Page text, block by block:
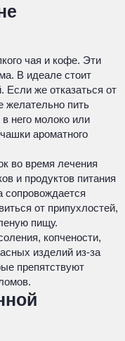
чая и кофе. Эти
В идеале стоит
Если же отказаться от
желательно пить
него молоко или
ароматного
во время лечения
и продуктов питания
сопровождается
от припухлостей,
пищу.
копчености,
изделий из-за
препятствуют